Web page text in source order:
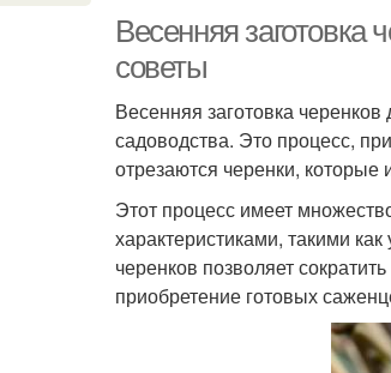
Весенняя
советы
Весенняя заготовка
садоводства. Это процесс,
отрезаются черенки, которые
Этот процесс имеет
характеристиками, такими
черенков позволяет
приобретение готовых